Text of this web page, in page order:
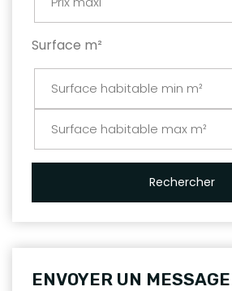
Surface m²
Rechercher
ENVOYER UN